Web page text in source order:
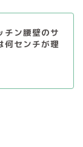
チン腰壁のサ
何センチが理